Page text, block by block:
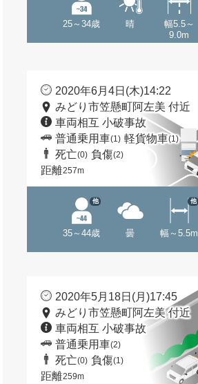
25～34歳 晴
幅5.5～
9.0m
2020年6月4日(木)14:22
みどり市笠懸町阿左美 付近
車両相互 小破事故
普通乗用車(1) 軽貨物車(1)
死亡(0) 負傷(2)
距離257m
35～44歳
他
曇 幅～5.5m
他
2020年5月18日(月)17:45
みどり市笠懸町阿左美 付近
車両相互 小破事故
普通乗用車(2)
死亡(0) 負傷(1)
距離259m